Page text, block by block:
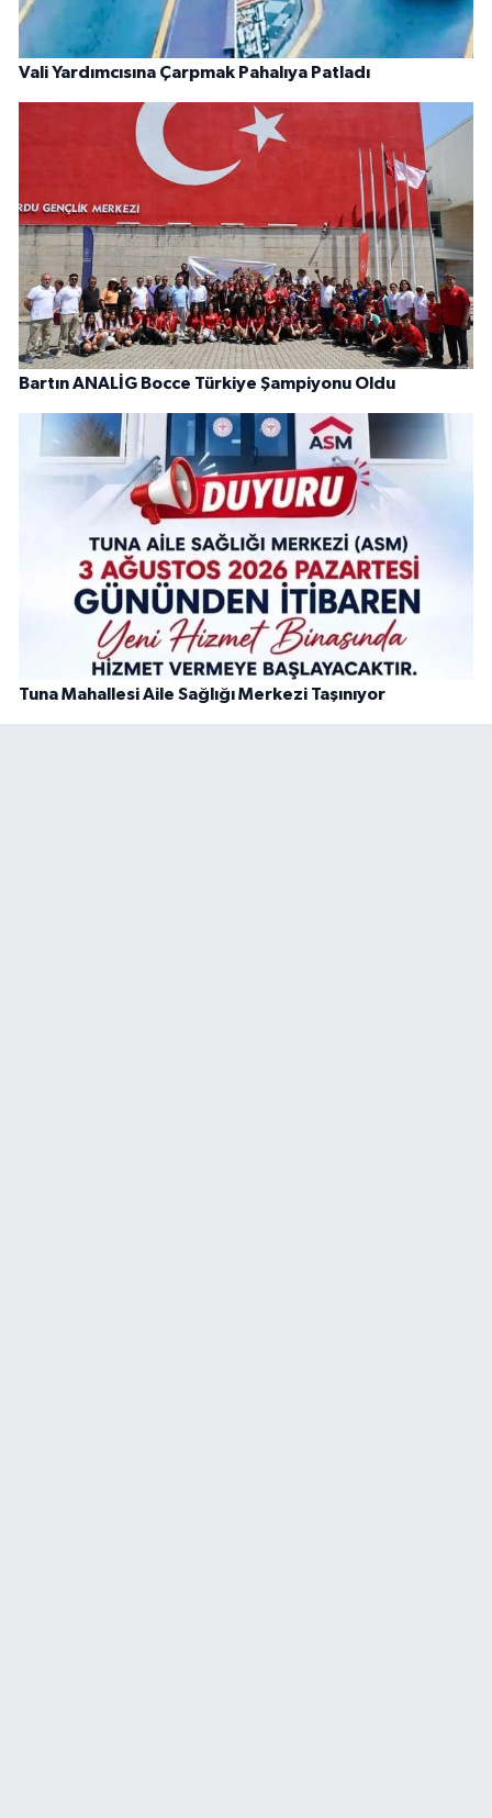
Vali Yardımcısına Çarpmak Pahalıya Patladı
Bartın ANALİG Bocce Türkiye Şampiyonu Oldu
Tuna Mahallesi Aile Sağlığı Merkezi Taşınıyor